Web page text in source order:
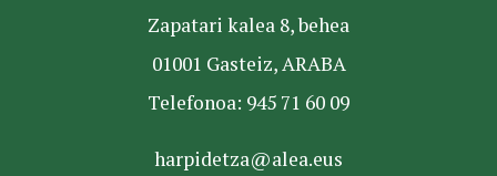
Zapatari kalea 8, behea
01001 Gasteiz, ARABA
Telefonoa: 945 71 60 09
harpidetza@alea.eus